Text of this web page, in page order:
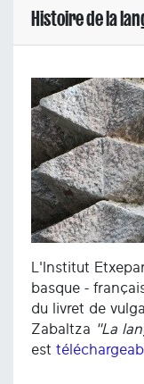
Histoire de la
L'Institut
basque -
du livret de
Zabaltza "La
est